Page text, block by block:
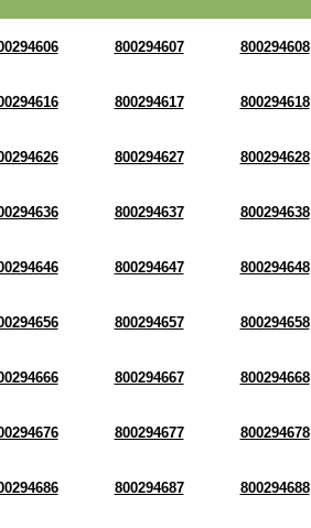
800294607 800294608
800294617 800294618
800294627 800294628
800294637 800294638
800294647 800294648
800294657 800294658
800294667 800294668
800294677 800294678
800294687 800294688